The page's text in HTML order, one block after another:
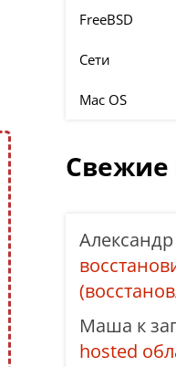
FreeBSD
Сети
Mac OS
Свежие
Александр
Маша к
hosted